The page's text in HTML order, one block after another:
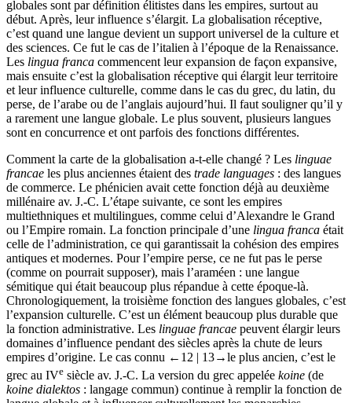
globales sont par définition élitistes dans les empires, surtout au
début. Après, leur influence s’élargit. La globalisation réceptive,
c’est quand une langue devient un support universel de la culture et
des sciences. Ce fut le cas de l’italien à l’époque de la Renaissance.
Les lingua franca commencent leur expansion de façon expansive,
mais ensuite c’est la globalisation réceptive qui élargit leur territoire
et leur influence culturelle, comme dans le cas du grec, du latin, du
perse, de l’arabe ou de l’anglais aujourd’hui. Il faut souligner qu’il y
a rarement une langue globale. Le plus souvent, plusieurs langues
sont en concurrence et ont parfois des fonctions différentes.
Comment la carte de la globalisation a-t-elle changé ? Les linguae
francae les plus anciennes étaient des trade languages : des langues
de commerce. Le phénicien avait cette fonction déjà au deuxième
millénaire av. J.-C. L’étape suivante, ce sont les empires
multiethniques et multilingues, comme celui d’Alexandre le Grand
ou l’Empire romain. La fonction principale d’une lingua franca était
celle de l’administration, ce qui garantissait la cohésion des empires
antiques et modernes. Pour l’empire perse, ce ne fut pas le perse
(comme on pourrait supposer), mais l’araméen : une langue
sémitique qui était beaucoup plus répandue à cette époque-là.
Chronologiquement, la troisième fonction des langues globales, c’est
l’expansion culturelle. C’est un élément beaucoup plus durable que
la fonction administrative. Les linguae francae peuvent élargir leurs
domaines d’influence pendant des siècles après la chute de leurs
empires d’origine. Le cas connu ←12 | 13→le plus ancien, c’est le
grec au IVe siècle av. J.-C. La version du grec appelée koine (de
koine dialektos : langage commun) continue à remplir la fonction de